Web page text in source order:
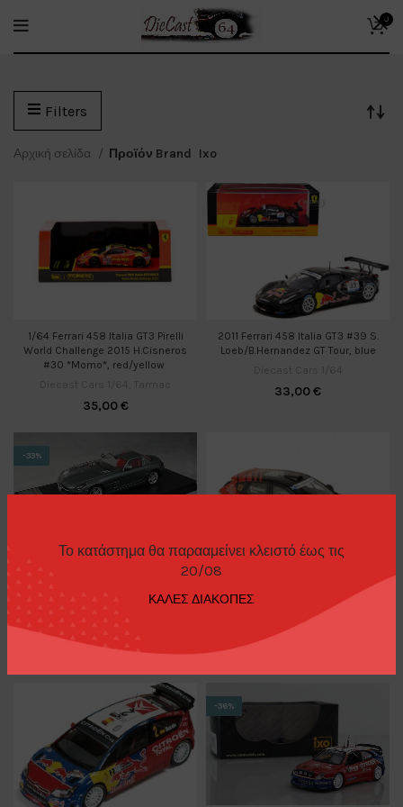
Το κατάστημα θα παρααμείνει κλειστό έως τις
20/08
ΚΑΛΕΣ ΔΙΑΚΟΠΕΣ
0
Filters
Αρχική σελίδα Προϊόν Brand Ixo
1/64 Ferrari 458 Italia GT3 Pirelli
World Challenge 2015 H.Cisneros
#30 *Momo*, red/yellow
35,00€
2011 Ferrari 458 Italia GT3 #39 S.
Loeb/B.Hernandez GT Tour, blue
33,00€
-33%
2011 Mercedes Benz SLS AMG
see through and red interior
Diecast Cars 1/43
€ 20,00
2011 Subaru Impreza R4 #23
Rally of Scotland F.Nutahara/H.
Ichino, black/red 1/43
Diecast Cars 1/43
-36%